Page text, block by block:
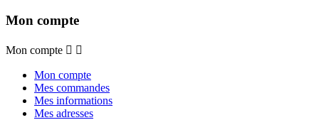
Mon compte
Mon compte  
Mon compte
Mes commandes
Mes informations
Mes adresses